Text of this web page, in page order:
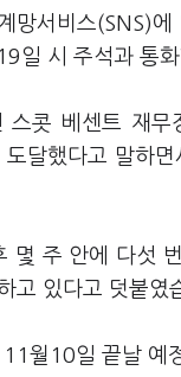
망서비스(SNS)
일 시 주석과 통
스콧 베센트 재
달했다고 말하
몇 주 안에 다섯
고 있다고 덧붙였
월10일 끝날 예